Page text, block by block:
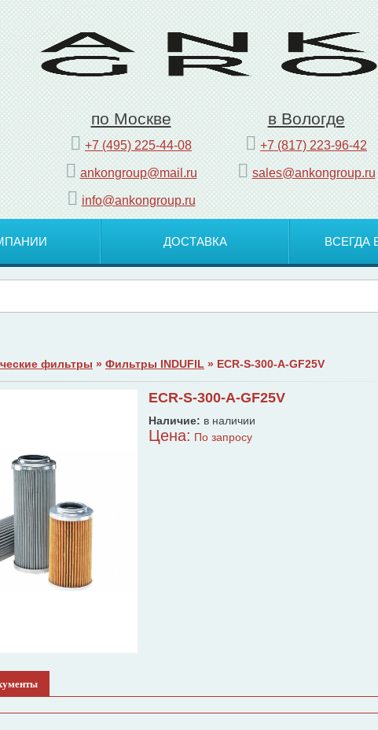
по Москве
+7 (495) 225-44-08
ankongroup@mail.ru
info@ankongroup.ru
в Вологде
+7 (817) 223-96-42
sales@ankongroup.ru
ДОСТАВКА ВСЕГДА
фильтры » Фильтры INDUFIL » ECR-S-300-A-GF25V
ECR-S-300-A-GF25V
Наличие: в наличии
Цена: По запросу